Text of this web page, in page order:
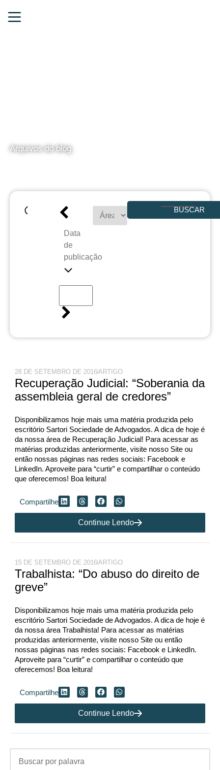
Arquivos do blog
Data
de
publicação
BUSCAR
28 DE SETEMBRO DE 2016ARTIGO
Recuperação Judicial: “Soberania da
assembleia geral de credores”
Disponibilizamos hoje mais uma matéria produzida pelo
escritório Sartori Sociedade de Advogados. A dica de hoje é
da nossa área de Recuperação Judicial! Para acessar as
matérias produzidas anteriormente, visite nosso Site ou
então nossas páginas nas redes sociais: Facebook e
LinkedIn. Aproveite para “curtir” e compartilhar o conteúdo
que oferecemos! Boa leitura!
Compartilhe
Continue Lendo
15 DE SETEMBRO DE 2016ARTIGO
Trabalhista: “Do abuso do direito de
greve”
Disponibilizamos hoje mais uma matéria produzida pelo
escritório Sartori Sociedade de Advogados. A dica de hoje é
da nossa área Trabalhista! Para acessar as matérias
produzidas anteriormente, visite nosso Site ou então
nossas páginas nas redes sociais: Facebook e LinkedIn.
Aproveite para “curtir” e compartilhar o conteúdo que
oferecemos! Boa leitura!
Compartilhe
Continue Lendo